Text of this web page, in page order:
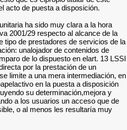
acto de puesta a disposición.
ha sido muy clara a la hora
2001/29 respecto al alcance de la
tipo de prestadores de servicios de la
unalojador de contenidos de
de lo dispuesto en elart. 13 LSSI
por la prestación de un
limite a una mera intermediación, en
en la puesta a disposición
su determinación,mejora y
a los usuarios un acceso que de
o al menos les resultaría muy